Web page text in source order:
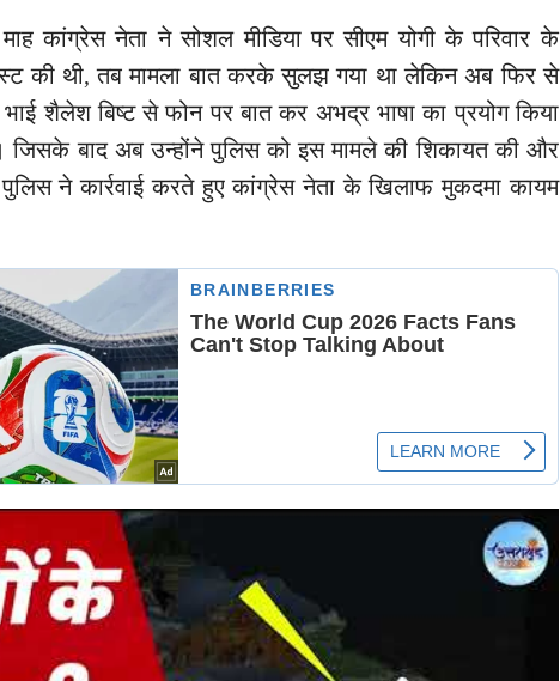
कांग्रेस नेता ने सोशल मीडिया पर सीएम योगी के परिवार के
की थी, तब मामला बात करके सुलझ गया था लेकिन अब फिर से
शैलेश बिष्ट से फोन पर बात कर अभद्र भाषा का प्रयोग किया
जिसके बाद अब उन्होंने पुलिस को इस मामले की शिकायत की और
ने कार्रवाई करते हुए कांग्रेस नेता के खिलाफ मुकदमा कायम